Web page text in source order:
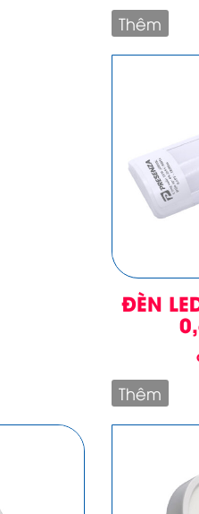
Thêm
ĐÈN
Thêm